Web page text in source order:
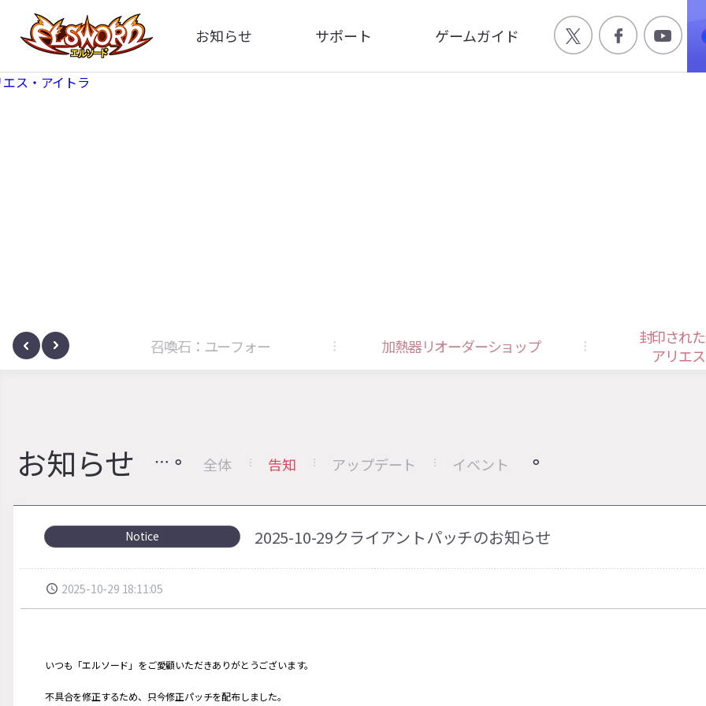
お知らせ
全体
サポート
FAQ
ゲームガイド
ゲーム特徴
サノヴァ 召喚石：ユーフォー 加熱器リオーダーショップ
封印され
アリエ
お知らせ 全体 告知 アップデート イベント
Notice 2025-10-29クライアントパッチのお知らせ
2025-10-29 18:11:05
いつも「エルソード」をご愛顧いただきありがとうございます。
不具合を修正するため、只今修正パッチを配布しました。